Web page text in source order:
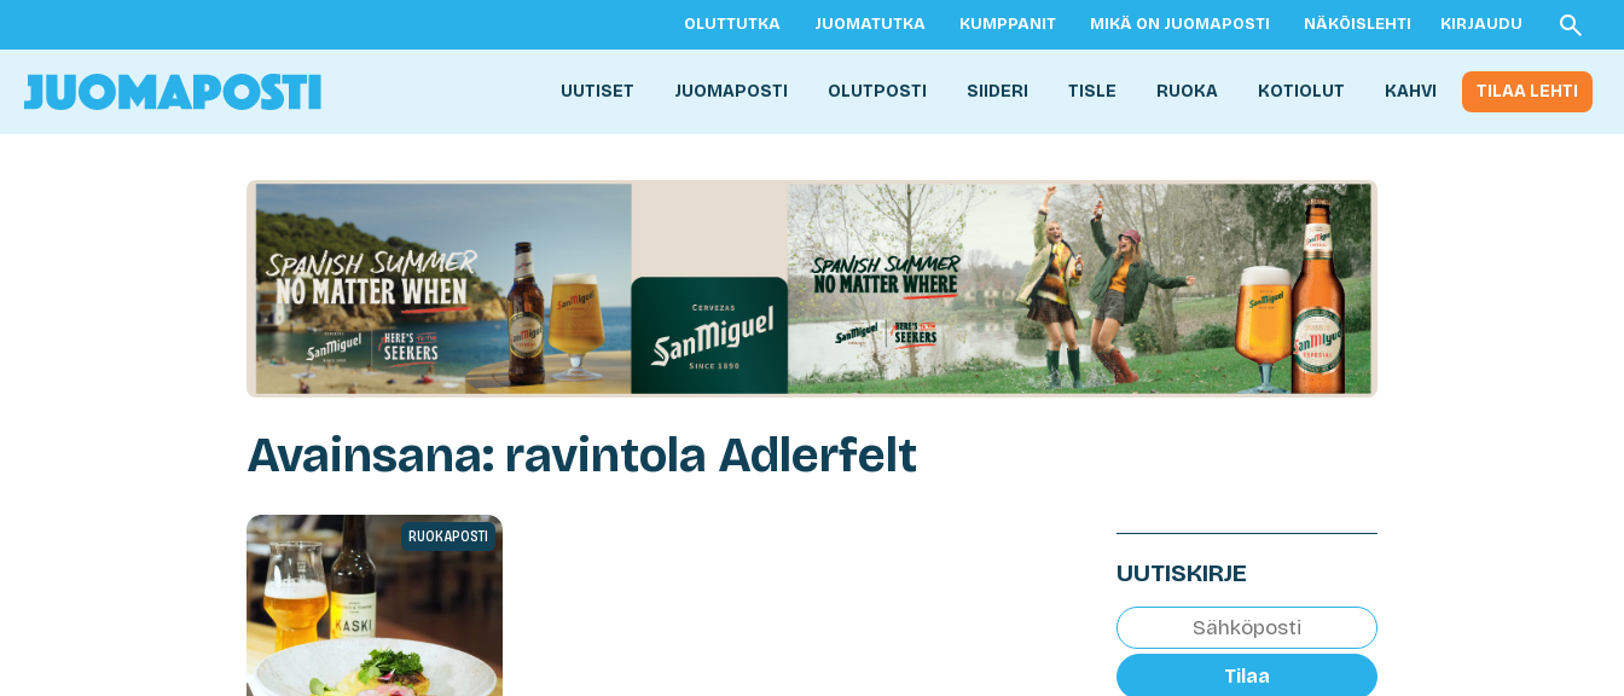
OLUTTUTKA JUOMATUTKA KUMPPANIT MIKÄ ON JUOMAPOSTI NÄKÖISLEHTI KIRJAUDU
UUTISET JUOMAPOSTI OLUTPOSTI SIIDERI TISLE RUOKA KOTIOLUT KAHVI TILAA LEHTI
Avainsana: ravintola Adlerfelt
RUOKAPOSTI
UUTISKIRJE
Tilaa